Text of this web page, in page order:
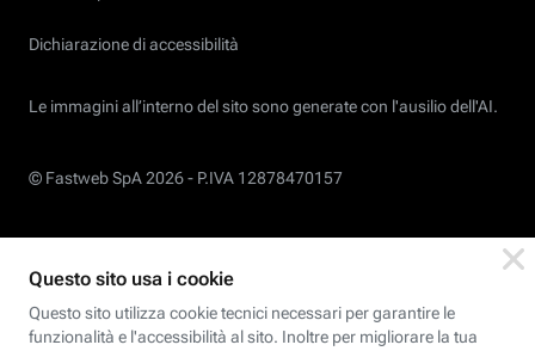
Dichiarazione di accessibilità
Le immagini all’interno del sito sono generate con l'ausilio dell'AI.
© Fastweb SpA 2026 - P.IVA 12878470157